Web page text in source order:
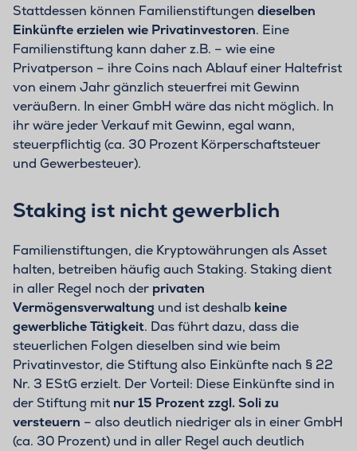
Stattdessen können Familienstiftungen dieselben
Einkünfte erzielen wie Privatinvestoren. Eine
Familienstiftung kann daher z.B. – wie eine
Privatperson – ihre Coins nach Ablauf einer Haltefrist
von einem Jahr gänzlich steuerfrei mit Gewinn
veräußern. In einer GmbH wäre das nicht möglich. In
ihr wäre jeder Verkauf mit Gewinn, egal wann,
steuerpflichtig (ca. 30 Prozent Körperschaftsteuer
und Gewerbesteuer).
Staking ist nicht gewerblich
Familienstiftungen, die Kryptowährungen als Asset
halten, betreiben häufig auch Staking. Staking dient
in aller Regel noch der privaten
Vermögensverwaltung und ist deshalb keine
gewerbliche Tätigkeit. Das führt dazu, dass die
steuerlichen Folgen dieselben sind wie beim
Privatinvestor, die Stiftung also Einkünfte nach § 22
Nr. 3 EStG erzielt. Der Vorteil: Diese Einkünfte sind in
der Stiftung mit nur 15 Prozent zzgl. Soli zu
versteuern – also deutlich niedriger als in einer GmbH
(ca. 30 Prozent) und in aller Regel auch deutlich